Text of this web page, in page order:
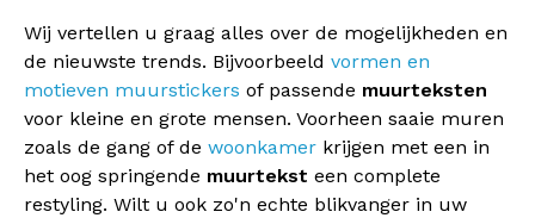
Wij vertellen u graag alles over de mogelijkheden en
de nieuwste trends. Bijvoorbeeld vormen en
motieven muurstickers of passende muurteksten
voor kleine en grote mensen. Voorheen saaie muren
zoals de gang of de woonkamer krijgen met een in
het oog springende muurtekst een complete
restyling. Wilt u ook zo'n echte blikvanger in uw